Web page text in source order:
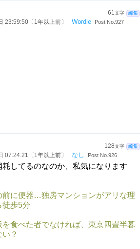
61 文字 編集
23:59:50〔1年以上前〕 Wordle Post No.927
128文字 編集
07:24:21〔1年以上前〕 なし Post No.926
耗してるのなのか、私気になります
前に便器…独房マンションがアリな理
徒歩5分
食べた者でなければ、東京四畳半暮
？